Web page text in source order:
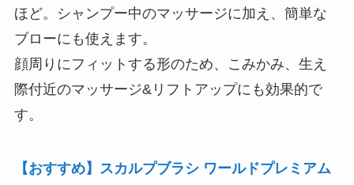
ほど。シャンプー中のマッサージに加え、簡単な
ブローにも使えます。
顔周りにフィットする形のため、こみかみ、生え
際付近のマッサージ&リフトアップにも効果的で
す。
【おすすめ】スカルプブラシ ワールドプレミアム